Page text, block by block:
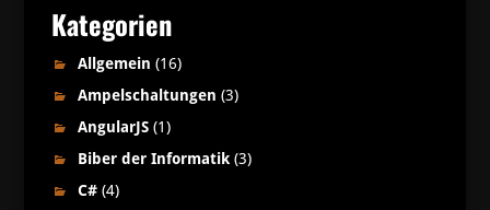
Kategorien
Allgemein (16)
Ampelschaltungen (3)
AngularJS(1)
Biber der Informatik(3)
C#(4)